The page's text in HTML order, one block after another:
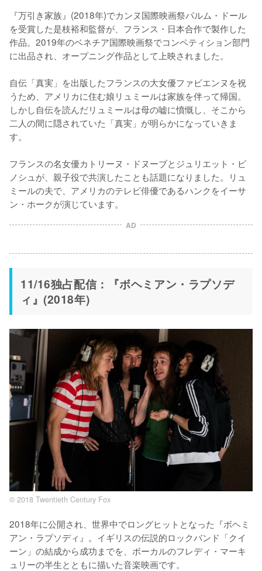
『万引き家族』(2018年)でカンヌ国際映画祭パルム・ドール
を受賞した是枝裕和監督が、フランス・日本合作で製作した
作品。2019年のベネチア国際映画祭でコンペティション部門
に出品され、オープニング作品として上映されました。
自伝「真実」を出版したフランスの大女優ファビエンヌを祝
うため、アメリカに住む娘リュミールは家族を伴って帰国。
しかし自伝を読んだリュミールは母の嘘に憤慨し、そこから
二人の間に隠されていた「真実」が明らかになっていきま
す。
フランスの名女優カトリーヌ・ドヌーブとジュリエット・ビ
ノシュが、親子役で共演したことも話題になりました。リュ
ミールの夫で、アメリカのテレビ俳優であるハンクをイーサ
ン・ホークが演じています。
AD
11/16独占配信：『ボヘミアン・ラプソデ
ィ』(2018年)
© 2018 Twentieth Century Fox
2018年に公開され、世界中でロングヒットとなった『ボヘミ
アン・ラプソディ』。イギリスの伝説的ロックバンド「クイ
ーン」の結成から成功までを、ボーカルのフレディ・マーキ
ュリーの半生とともに描いた音楽映画です。